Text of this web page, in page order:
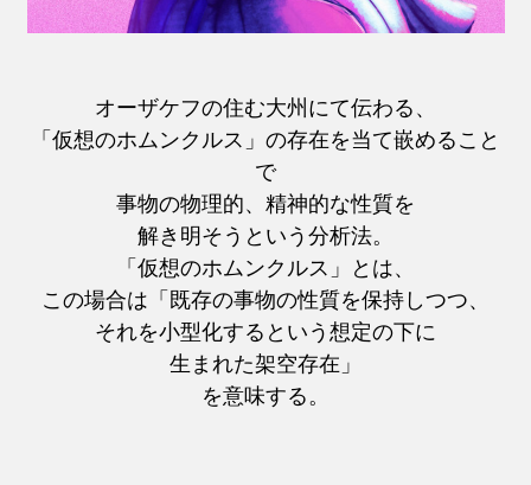
オーザケフの住む大州にて伝わる、
「仮想のホムンクルス」の存在を当て嵌めること
で
事物の物理的、精神的な性質を
解き明そうという分析法。
「仮想のホムンクルス」とは、
この場合は「既存の事物の性質を保持しつつ、
それを小型化するという想定の下に
生まれた架空存在」
を意味する。